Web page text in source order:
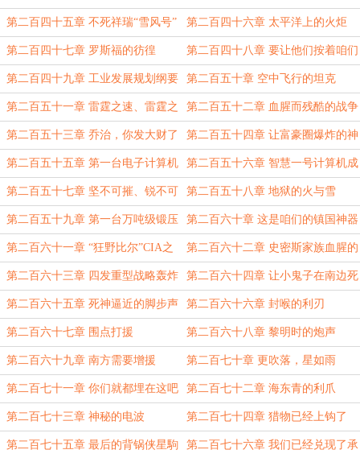
星
第二百四十五章 不死祥瑞“雪风号” 第二百四十六章 太平洋上的火炬
第二百四十七章 罗斯福的彷徨 第二百四十八章 要让他们按着咱们
的规矩走
第二百四十九章 工业发展规划纲要 第二百五十章 空中飞行的坦克
第二百五十一章 雷霆之速、雷霆之
威
第二百五十二章 血腥而残酷的战争
第二百五十三章 乔治，你发大财了 第二百五十四章 让富豪圈爆炸的神
药
第二百五十五章 第一台电子计算机 第二百五十六章 智慧一号计算机成
功了
第二百五十七章 坚不可摧、锐不可
当
第二百五十八章 地狱的火与雪
第二百五十九章 第一台万吨级锻压
机
第二百六十章 这是咱们的镇国神器
啊！
第二百六十一章 “狂野比尔”CIA之
父的诞生
第二百六十二章 史密斯家族血腥的
报复
第二百六十三章 四发重型战略轰炸
机
第二百六十四章 让小鬼子在南边死
多点
第二百六十五章 死神逼近的脚步声 第二百六十六章 封喉的利刃
第二百六十七章 围点打援 第二百六十八章 黎明时的炮声
第二百六十九章 南方需要增援 第二百七十章 更吹落，星如雨
第二百七十一章 你们就都埋在这吧 第二百七十二章 海东青的利爪
第二百七十三章 神秘的电波 第二百七十四章 猎物已经上钩了
第二百七十五章 最后的背锅侠星駒 第二百七十六章 我们已经兑现了承